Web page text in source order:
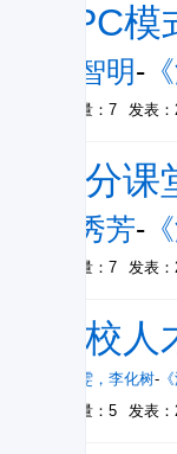
EPC
吴智明-
被引量：7 发表
对分
赵秀芳-
被引量：7 发表
高校
罗晓雯 ， 李化树-
被引量：5
发表